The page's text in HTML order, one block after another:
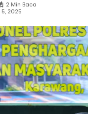
2 Min Baca
2025